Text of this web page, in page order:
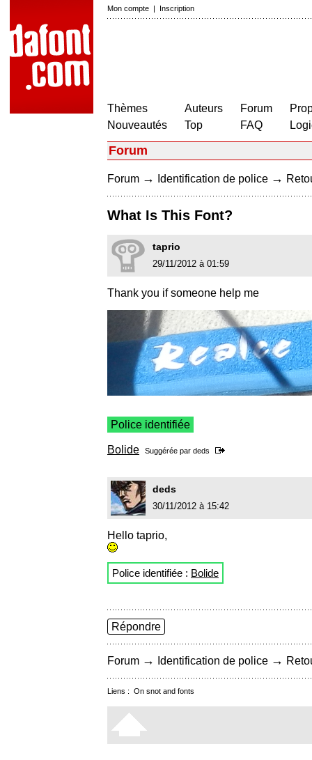
Mon compte | Inscription
Thèmes
Nouveautés
Auteurs
Top
Forum
FAQ
Forum
Forum → Identification de police →
What Is This Font?
taprio
29/11/2012 à 01:59
Thank you if someone help me
Police identifiée
Bolide Suggérée par deds
deds
30/11/2012 à 15:42
Hello taprio,
Police identifiée : Bolide
Répondre
Forum → Identification de police →
Liens : On snot and fonts